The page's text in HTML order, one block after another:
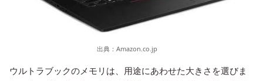
出典： Amazon.co.jp
ウルトラブックのメモリは、用途にあわせた大きさを選びま